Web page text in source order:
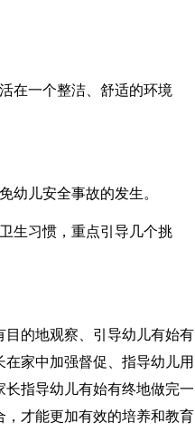
在一个整洁、舒适的环境
幼儿安全事故的发生。
生习惯，重点引导几个挑
的地观察、引导幼儿有始有
家中加强督促、指导幼儿用
指导幼儿有始有终地做完一
才能更加有效的培养和教育